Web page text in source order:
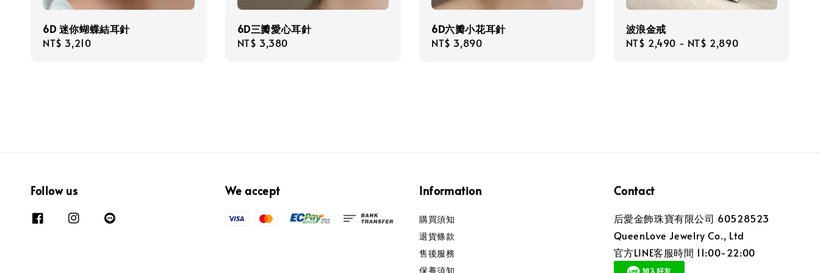
6D 迷你蝴蝶結耳針
Regular
NT$ 3,210
6D三瓣愛心耳針
Regular
NT$ 3,380
6D六瓣小花耳針
Regular
NT$ 3,890
波浪金戒
Regular
NT$ 2,490 - NT$ 2,890
Follow us We accept Information
購買須知
退貨條款
售後服務
保養須知
Contact
后愛金飾珠寶有限公司 60528523
QueenLove Jewelry Co., Ltd
官方LINE客服時間 11:00-22:00